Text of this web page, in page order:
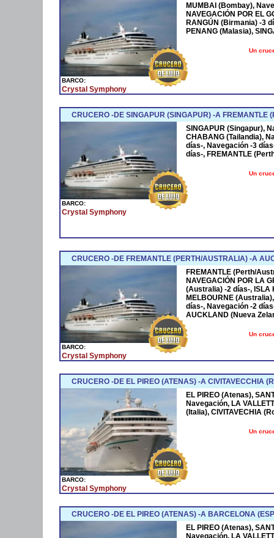
BARCO:
Crystal Symphony
MUMBAI (Bombay),
NAVEGACIÓN POR EL
RANGÚN (Birmania) -3
PENANG (Malasia),
Un
CRUCERO -DE SINGAPUR (SINGAPUR) -A FREMANTLE
BARCO:
Crystal Symphony
SINGAPUR (Singapur),
CHABANG (Tailandia),
días-, Navegación -3
días-, FREMANTLE
Un
CRUCERO -DE FREMANTLE (PERTH/AUSTRALIA) -A
BARCO:
Crystal Symphony
FREMANTLE (Perth/
NAVEGACIÓN POR LA
(Australia) -2 días-, ISLA
MELBOURNE
días-, Navegación -2
AUCKLAND (Nueva
Un
CRUCERO -DE EL PIREO (ATENAS) -A CIVITAVECCHIA
BARCO:
Crystal Symphony
EL PIREO (Atenas),
Navegación, LA
(Italia), CIVITAVECHIA
Un
CRUCERO -DE EL PIREO (ATENAS) -A BARCELONA
EL PIREO (Atenas),
Navegación, LA